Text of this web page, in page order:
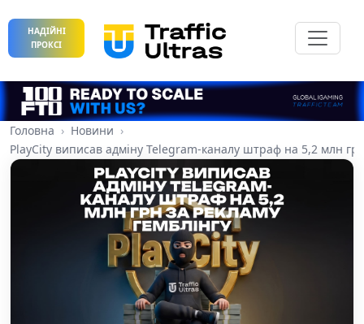
НАДІЙНІ
ПРОКСІ
Головна
Новини
PlayCity виписав адміну Telegram-каналу штраф на 5,2 млн